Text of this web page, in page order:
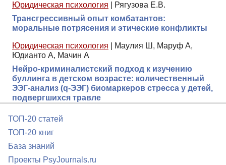
Юридическая психология
Рягузова Е.В.
Трансгрессивный опыт комбатантов:
моральные потрясения и этические конфликты
Юридическая психология
Маулия Ш, Маруф А,
Юдианто А, Мачин А
Нейро-криминалистский подход к изучению
буллинга в детском возрасте: количественный
ЭЭГ-анализ (q-ЭЭГ) биомаркеров стресса у детей,
подвергшихся травле
ТОП-20 статей
ТОП-20 книг
База знаний
Проекты PsyJournals.ru